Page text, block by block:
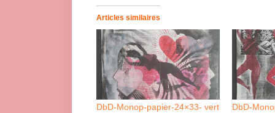
Articles similaires
DbD-Monop-papier-24×33- vert
DbD-